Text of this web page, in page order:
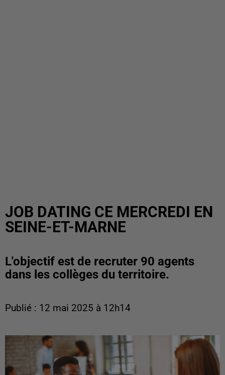
JOB DATING CE MERCREDI EN
SEINE-ET-MARNE
L'objectif est de recruter 90 agents
dans les collèges du territoire.
Publié : 12 mai 2025 à 12h14